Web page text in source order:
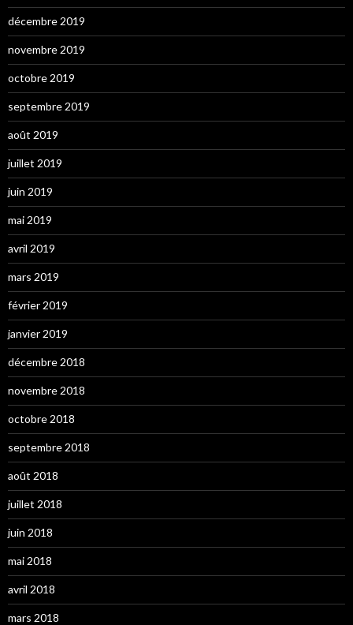
décembre 2019
novembre 2019
octobre 2019
septembre 2019
août 2019
juillet 2019
juin 2019
mai 2019
avril 2019
mars 2019
février 2019
janvier 2019
décembre 2018
novembre 2018
octobre 2018
septembre 2018
août 2018
juillet 2018
juin 2018
mai 2018
avril 2018
mars 2018